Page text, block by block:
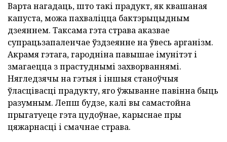
Варта нагадаць, што такі прадукт, як квашаная
капуста, можа пахваліцца бактэрыцыдным
дзеяннем. Таксама гэта страва аказвае
супрацьзапаленчае ўздзеянне на ўвесь арганізм.
Акрамя гэтага, гародніна павышае імунітэт і
змагаецца з прастуднымі захворваннямі.
Нягледзячы на гэтыя і іншыя станоўчыя
ўласцівасці прадукту, яго ўжыванне павінна быць
разумным. Лепш будзе, калі вы самастойна
прыгатуеце гэта цудоўнае, карыснае пры
цяжарнасці і смачнае страва.